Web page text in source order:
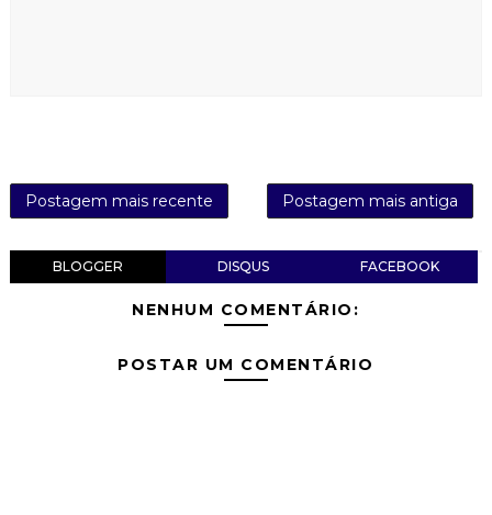
Postagem mais recente Postagem mais antiga
BLOGGER DISQUS FACEBOOK
NENHUM COMENTÁRIO:
POSTAR UM COMENTÁRIO